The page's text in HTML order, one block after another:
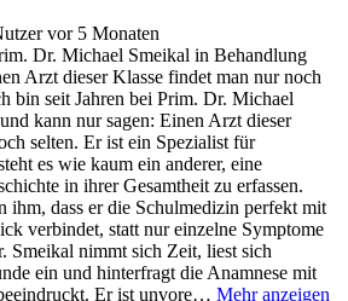
vor 5 Monaten
Dr. Michael Smeikal in Behandlung
Arzt dieser Klasse findet man nur noch
bin seit Jahren bei Prim. Dr. Michael
kann nur sagen: Einen Arzt dieser
selten. Er ist ein Spezialist für
es wie kaum ein anderer, eine
in ihrer Gesamtheit zu erfassen.
ihm, dass er die Schulmedizin perfekt mit
verbindet, statt nur einzelne Symptome
Smeikal nimmt sich Zeit, liest sich
ein und hinterfragt die Anamnese mit
Er ist unvore… Mehr anzeigen